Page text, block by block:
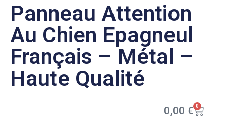
Panneau Attention
Au Chien Epagneul
Français – Métal –
Haute Qualité
0,00 € 0